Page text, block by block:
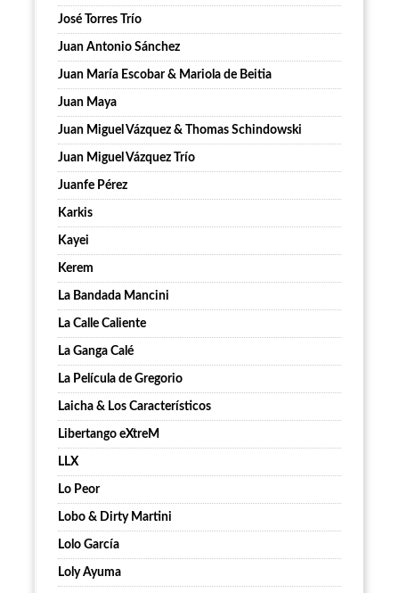
José Torres Trío
Juan Antonio Sánchez
Juan María Escobar & Mariola de Beitia
Juan Maya
Juan Miguel Vázquez & Thomas Schindowski
Juan Miguel Vázquez Trío
Juanfe Pérez
Karkis
Kayei
Kerem
La Bandada Mancini
La Calle Caliente
La Ganga Calé
La Película de Gregorio
Laicha & Los Característicos
Libertango eXtreM
LLX
Lo Peor
Lobo & Dirty Martini
Lolo García
Loly Ayuma